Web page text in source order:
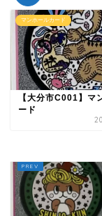
マンホールカード
【大分市C001】マ
ード